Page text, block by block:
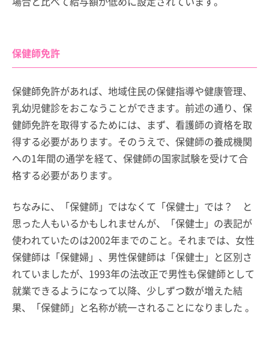
保健師免許
保健師免許があれば、地域住民の保健指導や健康管理、
乳幼児健診をおこなうことができます。前述の通り、保
健師免許を取得するためには、まず、看護師の資格を取
得する必要があります。そのうえで、保健師の養成機関
への1年間の通学を経て、保健師の国家試験を受けて合
格する必要があります。
ちなみに、「保健師」ではなくて「保健士」では？ と
思った人もいるかもしれませんが、「保健士」の表記が
使われていたのは2002年までのこと。それまでは、女性
保健師は「保健婦」、男性保健師は「保健士」と区別さ
れていましたが、1993年の法改正で男性も保健師として
就業できるようになって以降、少しずつ数が増えた結
果、「保健師」と名称が統一されることになりました 。